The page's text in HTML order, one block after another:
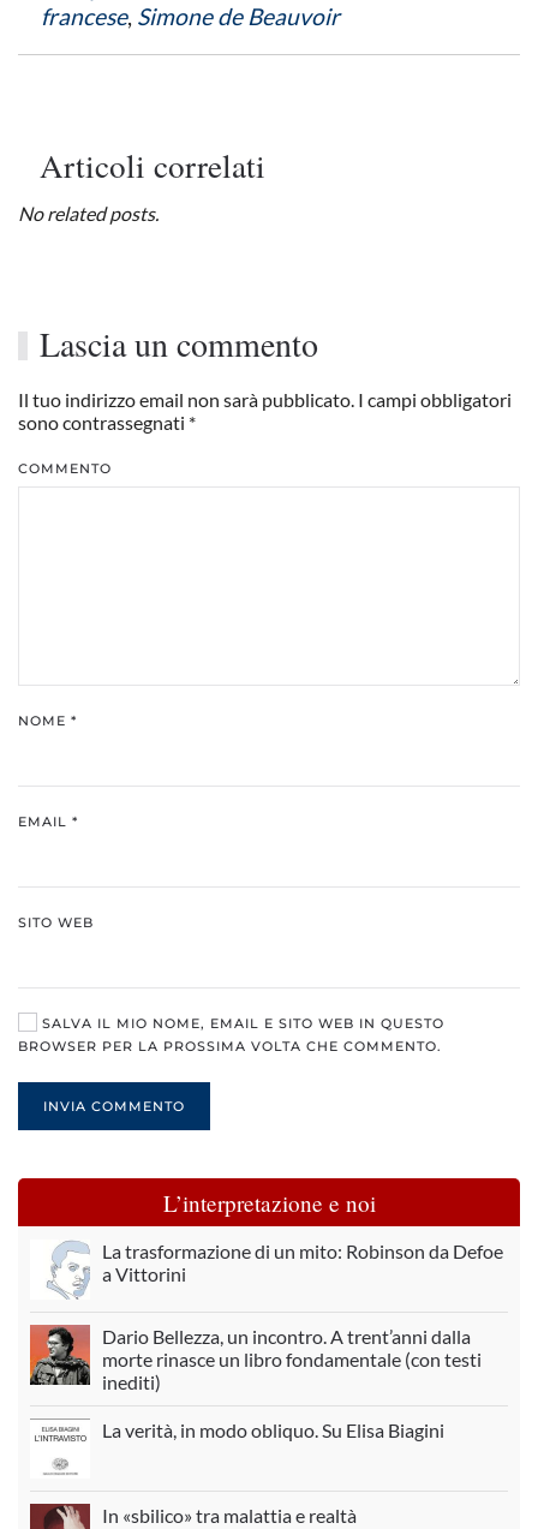
francese, Simone de Beauvoir
Articoli correlati
No related posts.
Lascia un commento
Il tuo indirizzo email non sarà pubblicato. I campi obbligatori
sono contrassegnati *
COMMENTO
NOME *
EMAIL *
SITO WEB
SALVA IL MIO NOME, EMAIL E SITO WEB IN QUESTO
BROWSER PER LA PROSSIMA VOLTA CHE COMMENTO.
INVIA COMMENTO
L’interpretazione e noi
La trasformazione di un mito: Robinson da Defoe
a Vittorini
Dario Bellezza, un incontro. A trent’anni dalla
morte rinasce un libro fondamentale (con testi
inediti)
La verità, in modo obliquo. Su Elisa Biagini
In «sbilico» tra malattia e realtà